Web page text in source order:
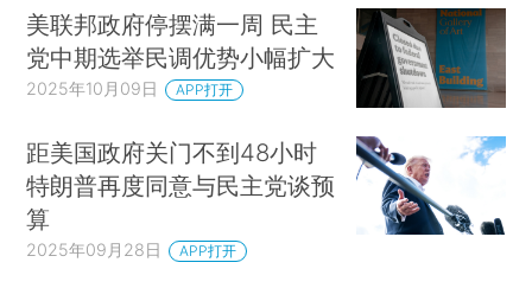
美联邦政府停摆满一周 民主
党中期选举民调优势小幅扩大
2025年10月09日 APP打开
距美国政府关门不到48小时
特朗普再度同意与民主党谈预
算
2025年09月28日 APP打开